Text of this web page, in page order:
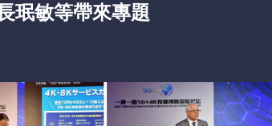
珉敏等帶來專題